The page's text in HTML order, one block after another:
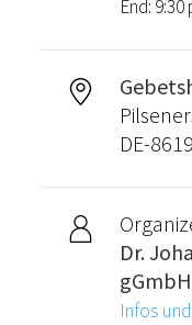
End: 9:30
DE-
Dr.
gGmbH
Infos